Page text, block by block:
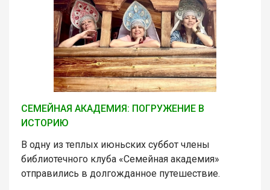
СЕМЕЙНАЯ АКАДЕМИЯ: ПОГРУЖЕНИЕ В
ИСТОРИЮ
В одну из теплых июньских суббот члены
библиотечного клуба «Семейная академия»
отправились в долгожданное путешествие.